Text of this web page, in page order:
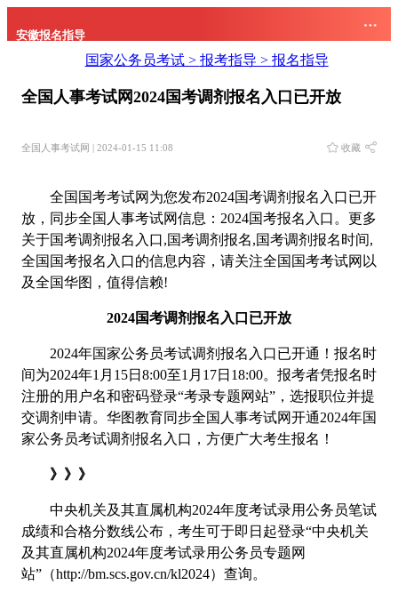
安徽报名指导
国家公务员考试 > 报考指导 > 报名指导
全国人事考试网2024国考调剂报名入口已开放
全国人事考试网 | 2024-01-15 11:08 收藏
全国国考考试网为您发布2024国考调剂报名入口已开
放，同步全国人事考试网信息：2024国考报名入口。更多
关于国考调剂报名入口,国考调剂报名,国考调剂报名时间,
全国国考报名入口的信息内容，请关注全国国考考试网以
及全国华图，值得信赖!
2024国考调剂报名入口已开放
2024年国家公务员考试调剂报名入口已开通！报名时
间为2024年1月15日8:00至1月17日18:00。报考者凭报名时
注册的用户名和密码登录“考录专题网站”，选报职位并提
交调剂申请。华图教育同步全国人事考试网开通2024年国
家公务员考试调剂报名入口，方便广大考生报名！
》》》
中央机关及其直属机构2024年度考试录用公务员笔试
成绩和合格分数线公布，考生可于即日起登录“中央机关
及其直属机构2024年度考试录用公务员专题网
站”（http://bm.scs.gov.cn/kl2024）查询。